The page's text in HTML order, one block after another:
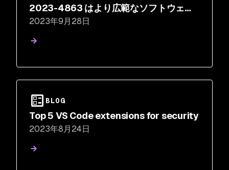
2023-4863 はより広範なソフトウェ
ア・エコシステムに影響
2023年9月28日
BLOG
Top 5 VS Code extensions for security
2023年8月24日